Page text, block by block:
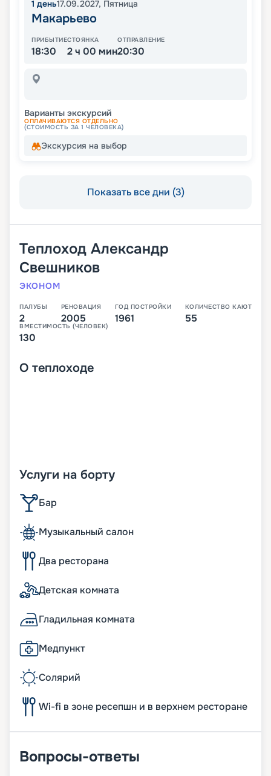
1 день17.09.2027, Пятница
Макарьево
ПРИБЫТИЕ
18:30
СТОЯНКА
2 ч 00 мин
ОТПРАВЛЕНИЕ
20:30
Варианты экскурсий
ОПЛАЧИВАЮТСЯ ОТДЕЛЬНО
(СТОИМОСТЬ ЗА 1 ЧЕЛОВЕКА)
Экскурсия на выбор
Показать все дни (3)
Теплоход Александр
Свешников
ЭКОНОМ
ПАЛУБЫ
2
РЕНОВАЦИЯ
2005
ГОД ПОСТРОЙКИ
1961
КОЛИЧЕСТВО КАЮТ
55
ВМЕСТИМОСТЬ (ЧЕЛОВЕК)
130
О теплоходе
Услуги на борту
Бар
Музыкальный салон
Два ресторана
Детская комната
Гладильная комната
Медпункт
Солярий
Wi-fi в зоне ресепшн и в верхнем ресторане
Вопросы-ответы